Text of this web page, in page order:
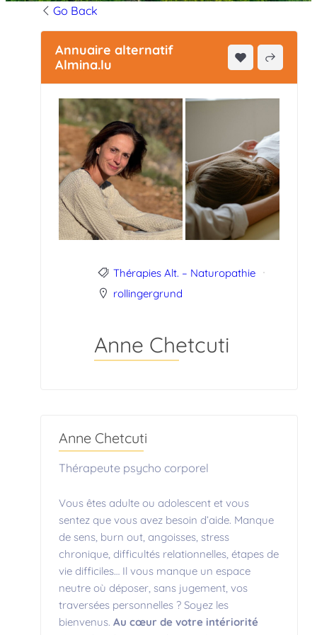
Go Back
Annuaire alternatif
Almina.lu
Thérapies Alt. – Naturopathie
rollingergrund
Anne Chetcuti
Anne Chetcuti
Thérapeute psycho corporel
Vous êtes adulte ou adolescent et vous
sentez que vous avez besoin d’aide. Manque
de sens, burn out, angoisses, stress
chronique, difficultés relationnelles, étapes de
vie difficiles… Il vous manque un espace
neutre où déposer, sans jugement, vos
traversées personnelles ? Soyez les
bienvenus. Au cœur de votre intériorité